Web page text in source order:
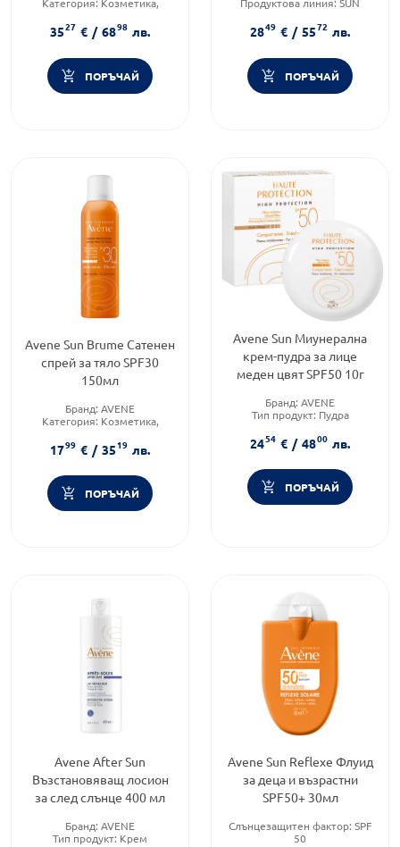
Категория: Козметика,
Форма на продукта:
комплект
3527 € / 6898 лв.
ПОРЪЧАЙ
Продуктова линия: SUN
2849 € / 5572 лв.
ПОРЪЧАЙ
Avene Sun Brume Сатенен
спрей за тяло SPF30
150мл
Бранд: AVENE
Категория: Козметика,
Слънцезащитен фактор:
30
1799 € / 3519 лв.
ПОРЪЧАЙ
Avene Sun Миунерална
крем-пудра за лице
меден цвят SPF50 10г
Бранд: AVENE
Тип продукт: Пудра
2454 € / 4800 лв.
ПОРЪЧАЙ
Avene After Sun
Възстановяващ лосион
за след слънце 400 мл
Бранд: AVENE
Тип продукт: Крем
Avene Sun Reflexe Флуид
за деца и възрастни
SPF50+ 30мл
Слънцезащитен фактор: SPF
50